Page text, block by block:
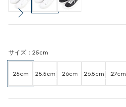
サイズ：25cm
25cm 25.5cm 26cm 26.5cm 27cm